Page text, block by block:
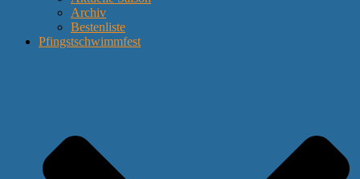
Archiv
Bestenliste
Pfingstschwimmfest